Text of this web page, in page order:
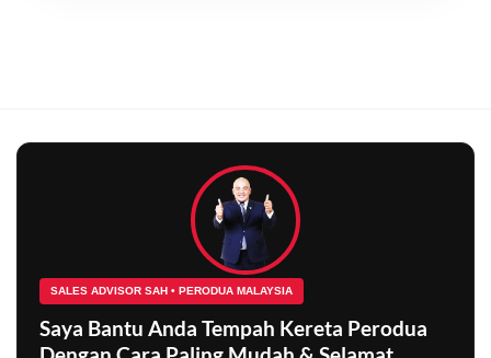
SALES ADVISOR SAH • PERODUA MALAYSIA
Saya Bantu Anda Tempah Kereta Perodua